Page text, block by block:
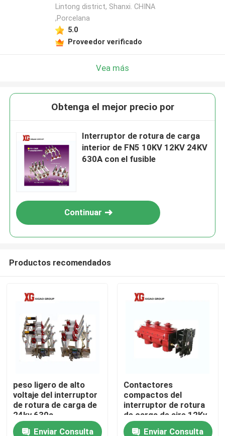
Productos
Sobre nosotros
Lintong district, Shanxi. CHINA
,Porcelana
5.0
Proveedor verificado
Vea más
Obtenga el mejor precio por
Interruptor de rotura de carga
interior de FN5 10KV 12KV 24KV
630A con el fusible
Continuar
Productos recomendados
peso ligero de alto
voltaje del interruptor
de rotura de carga de
24kv 630a
Enviar Consulta
Contactores
compactos del
interruptor de rotura
de carga de aire 12Kv
del IEC 60265 tres
Enviar Consulta